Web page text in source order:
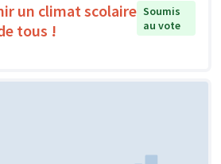
un climat scolaire
tous !
Soumis
au vote